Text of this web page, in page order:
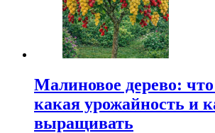
Малиновое дерево: что
какая урожайность и
выращивать